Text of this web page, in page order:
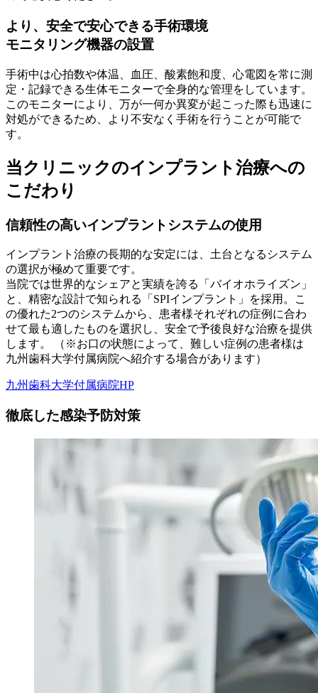
より、安全で安心できる手術環境
モニタリング機器の設置
手術中は心拍数や体温、血圧、酸素飽和度、心電図を常に測
定・記録できる生体モニターで全身的な管理をしています。
このモニターにより、万が一何か異変が起こった際も迅速に
対処ができるため、より不安なく手術を行うことが可能で
す。
当クリニックのインプラント治療への
こだわり
信頼性の高いインプラントシステムの使用
インプラント治療の長期的な安定には、土台となるシステム
の選択が極めて重要です。
当院では世界的なシェアと実績を誇る「バイオホライズン」
と、精密な設計で知られる「SPIインプラント」を採用。こ
の優れた2つのシステムから、患者様それぞれの症例に合わ
せて最も適したものを選択し、安全で予後良好な治療を提供
します。 （※お口の状態によって、難しい症例の患者様は
九州歯科大学付属病院へ紹介する場合があります）
九州歯科大学付属病院HP
徹底した感染予防対策